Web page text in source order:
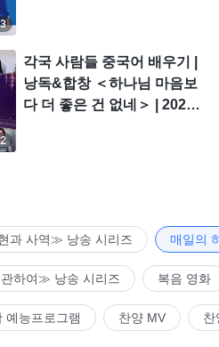
각국 사람들 중국어 배우기 |
낭독&합창 ＜하나님 마음보
다 더 좋은 건 없네＞ | 2026
과 사역≫ 낭송 시리즈 매일의
하여≫ 낭송 시리즈 복음 영화
예능프로그램 찬양 MV 찬